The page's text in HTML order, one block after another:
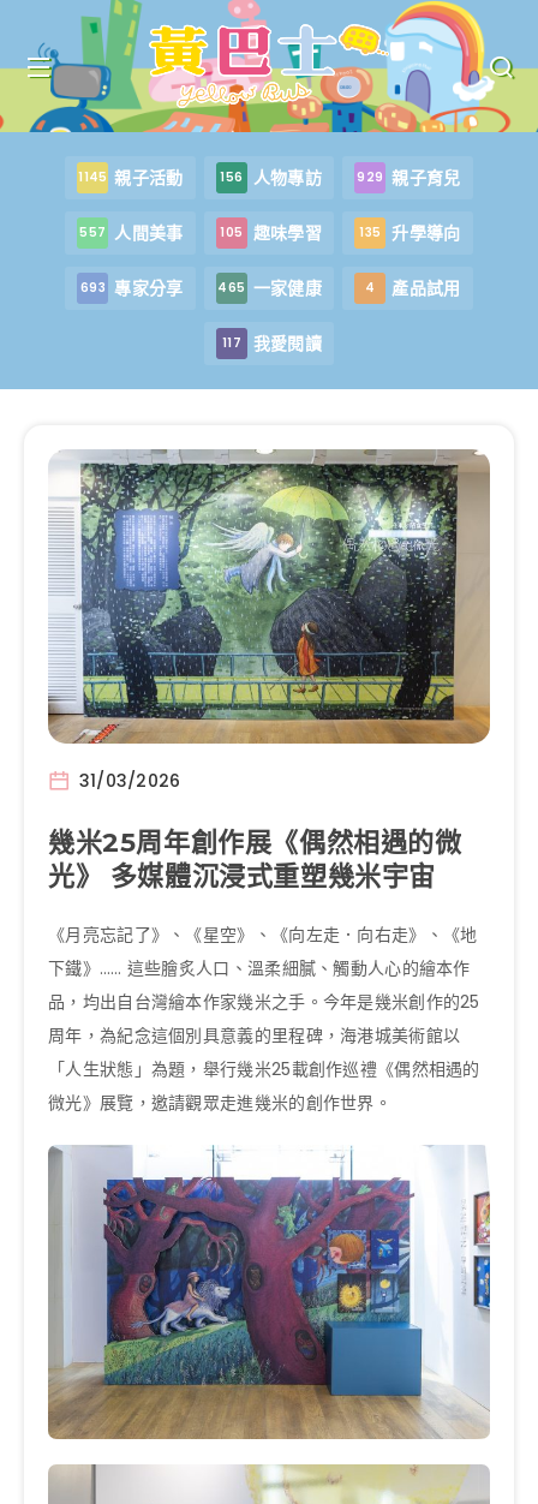
1145 親子活動 156 人物專訪 929 親子育兒
557 人間美事 105 趣味學習 135 升學導向
693 專家分享 465 一家健康 4 產品試用
117 我愛閱讀
31/03/2026
幾米25周年創作展《偶然相遇的微
光》 多媒體沉浸式重塑幾米宇宙
《月亮忘記了》、《星空》、《向左走．向右走》、《地
下鐵》…… 這些膾炙人口、溫柔細膩、觸動人心的繪本作
品，均出自台灣繪本作家幾米之手。今年是幾米創作的25
周年，為紀念這個別具意義的里程碑，海港城美術館以
「人生狀態」為題，舉行幾米25載創作巡禮《偶然相遇的
微光》展覽，邀請觀眾走進幾米的創作世界。